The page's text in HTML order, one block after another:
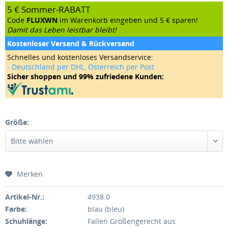
5 € Sommer-RABATT
Code FLUXWN im Warenkorb eingeben und 5 € sparen!
Damit das Leben leistbar bleibt!
Kostenloser Versand & Rückversand
Schnelles und kostenloses Versandservice:
- Deutschland per DHL, Österreich per Post
Sicher shoppen und 99% zufriedene Kunden:
Größe:
Merken
Artikel-Nr.:
4938.0
Farbe:
blau (bleu)
Schuhlänge:
Fallen Größengerecht aus